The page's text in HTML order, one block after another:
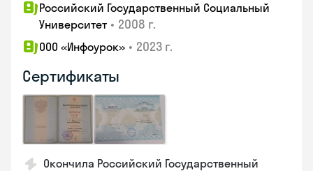
Российский Государственный Социальный
Университет • 2008 г.
ООО «Инфоурок» • 2023 г.
Сертификаты
Окончила Российский Государственный